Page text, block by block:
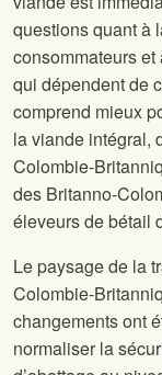
questions quant à
consommateurs et
qui dépendent de
comprend mieux
la viande intégral,
Colombie-
des Britanno-
éleveurs de bétail
Le paysage de la
Colombie-
changements ont
normaliser la